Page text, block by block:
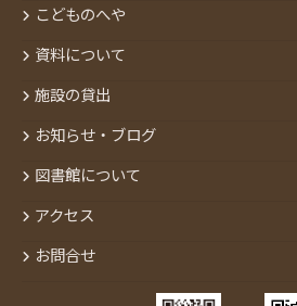
こどものへや
資料について
施設の貸出
お知らせ・ブログ
図書館について
アクセス
お問合せ